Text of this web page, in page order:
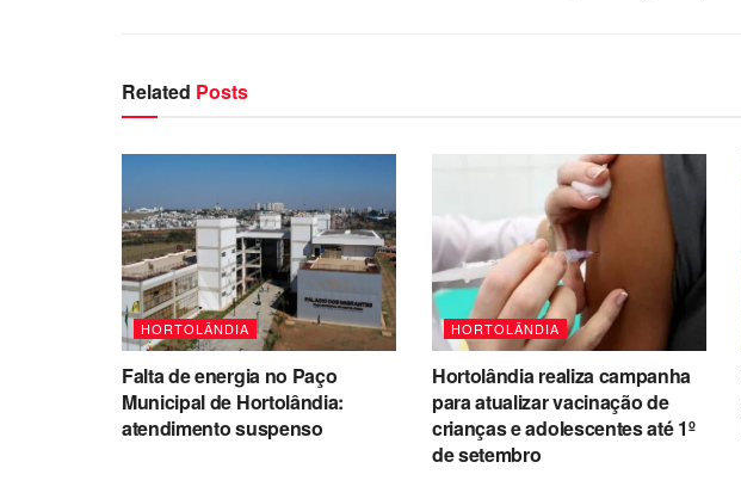
Related Posts
HORTOLÂNDIA
Falta de energia no Paço
Municipal de Hortolândia:
atendimento suspenso
HORTOLÂNDIA
Hortolândia realiza campanha
para atualizar vacinação de
crianças e adolescentes até 1º
de setembro